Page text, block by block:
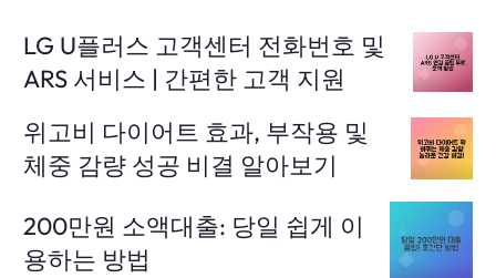
LG U플러스 고객센터 전화번호 및
ARS 서비스 | 간편한 고객 지원
위고비 다이어트 효과, 부작용 및
체중 감량 성공 비결 알아보기
200만원 소액대출: 당일 쉽게 이
용하는 방법